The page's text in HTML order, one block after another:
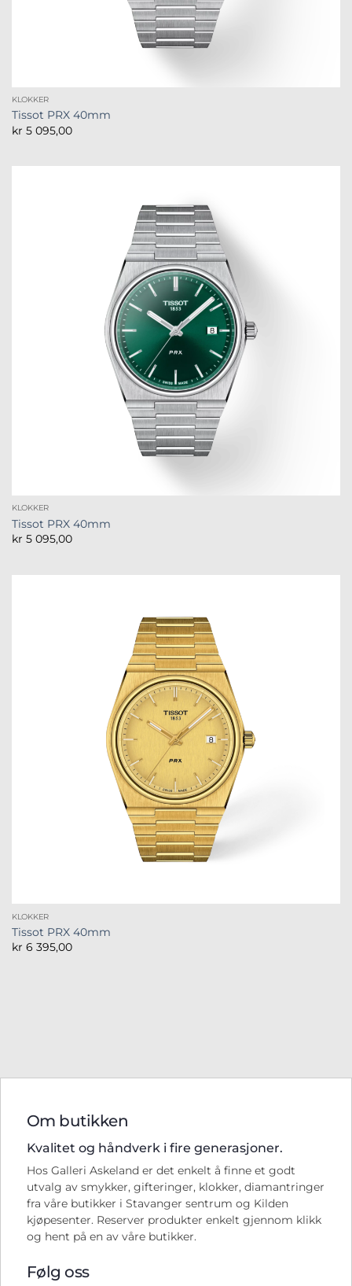
KLOKKER
Tissot PRX 40mm
kr 5 095,00
KLOKKER
Tissot PRX 40mm
kr 5 095,00
KLOKKER
Tissot PRX 40mm
kr 6 395,00
Om butikken
Kvalitet og håndverk i fire generasjoner.
Hos Galleri Askeland er det enkelt å finne et godt
utvalg av smykker, gifteringer, klokker, diamantringer
fra våre butikker i Stavanger sentrum og Kilden
kjøpesenter. Reserver produkter enkelt gjennom klikk
og hent på en av våre butikker.
Følg oss